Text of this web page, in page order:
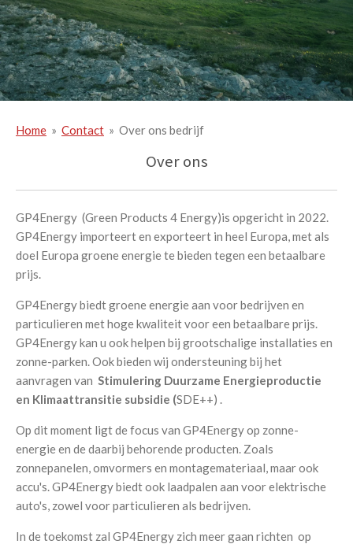
Home » Contact » Over ons bedrijf
Over ons
GP4Energy (Green Products 4 Energy)is opgericht in 2022.
GP4Energy importeert en exporteert in heel Europa, met als
doel Europa groene energie te bieden tegen een betaalbare
prijs.
GP4Energy biedt groene energie aan voor bedrijven en
particulieren met hoge kwaliteit voor een betaalbare prijs.
GP4Energy kan u ook helpen bij grootschalige installaties en
zonne-parken. Ook bieden wij ondersteuning bij het
aanvragen van Stimulering Duurzame Energieproductie
en Klimaattransitie subsidie (SDE++) .
Op dit moment ligt de focus van GP4Energy op zonne-
energie en de daarbij behorende producten. Zoals
zonnepanelen, omvormers en montagemateriaal, maar ook
accu's. GP4Energy biedt ook laadpalen aan voor elektrische
auto's, zowel voor particulieren als bedrijven.
In de toekomst zal GP4Energy zich meer gaan richten op